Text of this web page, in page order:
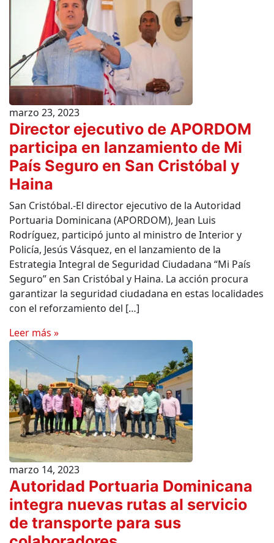
marzo 23, 2023
Director ejecutivo de APORDOM
participa en lanzamiento de Mi
País Seguro en San Cristóbal y
Haina
San Cristóbal.-El director ejecutivo de la Autoridad
Portuaria Dominicana (APORDOM), Jean Luis
Rodríguez, participó junto al ministro de Interior y
Policía, Jesús Vásquez, en el lanzamiento de la
Estrategia Integral de Seguridad Ciudadana “Mi País
Seguro” en San Cristóbal y Haina. La acción procura
garantizar la seguridad ciudadana en estas localidades
con el reforzamiento del […]
Leer más »
marzo 14, 2023
Autoridad Portuaria Dominicana
integra nuevas rutas al servicio
de transporte para sus